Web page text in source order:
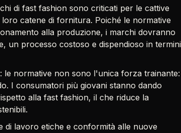
di fast fashion sono criticati per le cattive
catene di fornitura. Poiché le normative
alla produzione, i marchi dovranno
un processo costoso e dispendioso in
: le normative non sono l'unica forza trainante:
I consumatori più giovani stanno dando
alla fast fashion, il che riduce la
di lavoro etiche e conformità alle nuove